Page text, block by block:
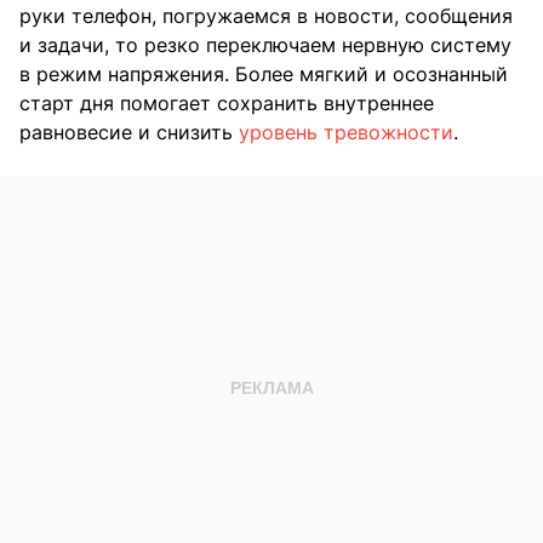
руки телефон, погружаемся в новости, сообщения
и задачи, то резко переключаем нервную систему
в режим напряжения. Более мягкий и осознанный
старт дня помогает сохранить внутреннее
равновесие и снизить уровень тревожности.